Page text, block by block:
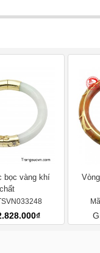
bọc vàng khí
chất